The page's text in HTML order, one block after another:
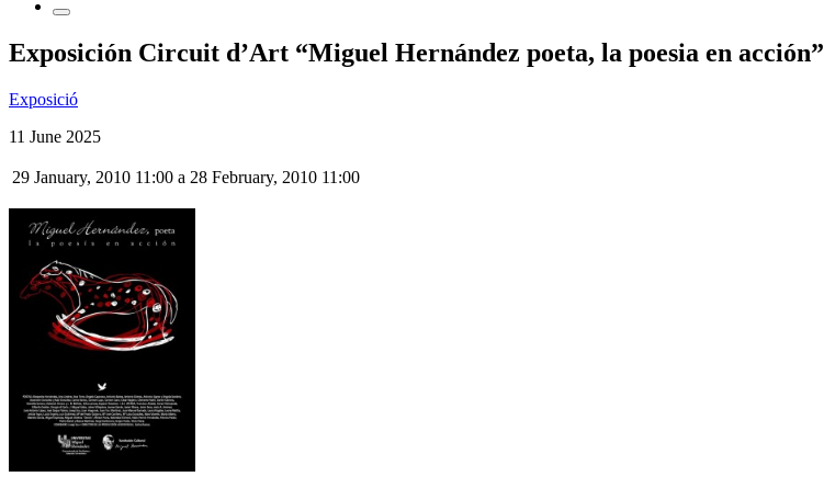
Exposición Circuit d’Art “Miguel Hernández poeta, la poesia en acción”
Exposició
11 June 2025
29 January, 2010 11:00 a 28 February, 2010 11:00